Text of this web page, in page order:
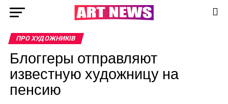
ПРО ХУДОЖНИКІВ
Блоггеры отправляют
известную художницу на
пенсию